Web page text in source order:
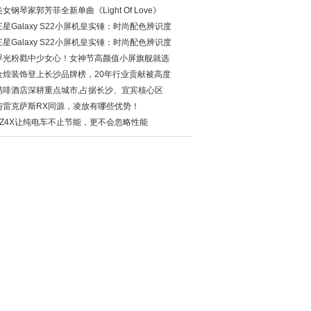
女钢琴家郭芳菲全新单曲《Light Of Love》
星Galaxy S22小屏机皇实锤：时尚配色辨识度
星Galaxy S22小屏机皇实锤：时尚配色辨识度
光粉戳中少女心！女神节高颜值小屏旗舰就选
煌装饰登上长沙品牌榜，20年行业贡献被高度
啡酒店深耕重点城市,占据长沙、宜宾核心区
雷克萨斯RX同源，凌放有哪些优势！
让纯电车不止节能，更不会忽略性能